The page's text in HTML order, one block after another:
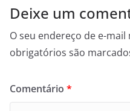
Deixe um
O seu endereço de e-
obrigatórios são
Comentário *